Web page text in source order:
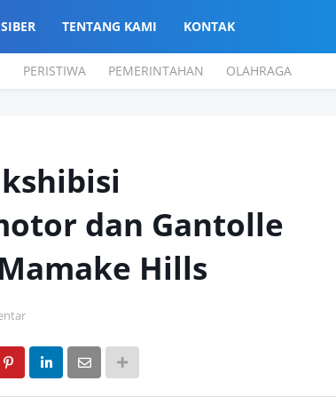
TENTANG KAMI KONTAK
PERISTIWA PEMERINTAHAN OLAHRAGA
dan Gantolle
Hills